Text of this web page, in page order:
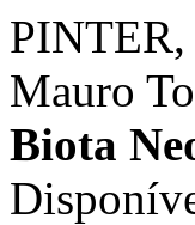
Mauro
Biota